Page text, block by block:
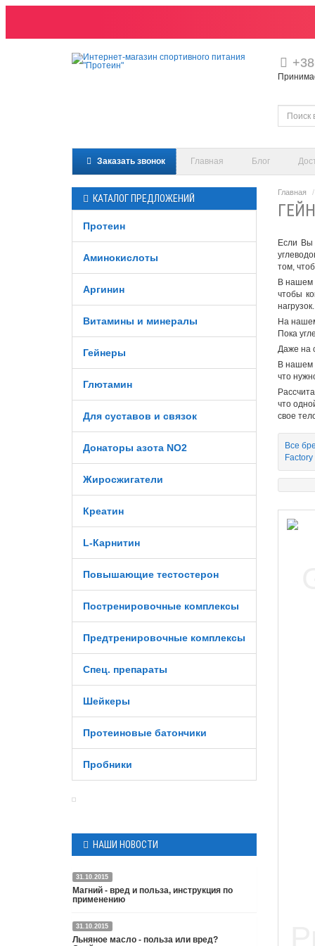
Заказать звонок Главная Блог
КАТАЛОГ ПРЕДЛОЖЕНИЙ
Протеин
Аминокислоты
Аргинин
Витамины и минералы
Гейнеры
Глютамин
Для суставов и связок
Донаторы азота NO2
Жиросжигатели
Креатин
L-Карнитин
Повышающие тестостерон
Постренировочные комплексы
Предтренировочные комплексы
Спец. препараты
Шейкеры
Протеиновые батончики
Пробники
НАШИ НОВОСТИ
31.10.2015
Магний - вред и польза, инструкция по
применению
31.10.2015
Льняное масло - польза или вред?
Главная
Если Вы
том,
В нашем
чтобы
нагрузок.
На
Пока
Даже на
В нашем
что
что
свое
Все
Factory